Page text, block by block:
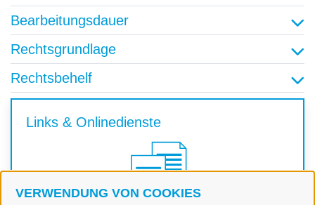
VERWENDUNG VON COOKIES
Bearbeitungsdauer
Rechtsgrundlage
Rechtsbehelf
Links & Onlinedienste